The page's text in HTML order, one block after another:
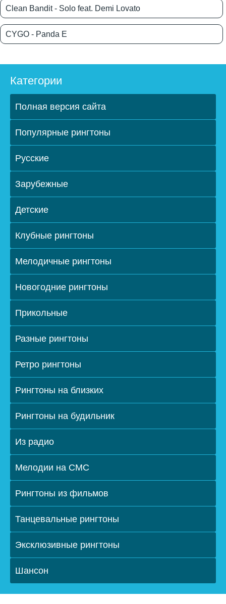
Clean Bandit - Solo feat. Demi Lovato
CYGO - Panda E
Категории
Полная версия сайта
Популярные рингтоны
Русские
Зарубежные
Детские
Клубные рингтоны
Мелодичные рингтоны
Новогодние рингтоны
Прикольные
Разные рингтоны
Ретро рингтоны
Рингтоны на близких
Рингтоны на будильник
Из радио
Мелодии на СМС
Рингтоны из фильмов
Танцевальные рингтоны
Эксклюзивные рингтоны
Шансон